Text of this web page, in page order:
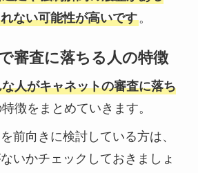
ない可能性が高いです。
審査に落ちる人の特徴
人がキャネットの審査に落ち
徴をまとめていきます。
前向きに検討している方は、
いかチェックしておきましょ